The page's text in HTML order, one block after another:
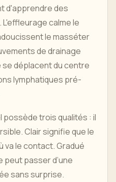
d'apprendre des
calme le
le masséter
de drainage
déplacent du centre
lymphatiques pré-
trois qualités : il
Clair signifie que le
va le contact. Gradué
passer d’une
sans surprise.